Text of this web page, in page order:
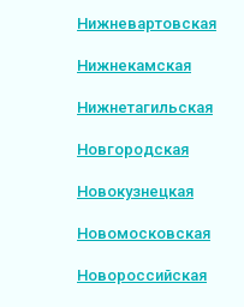
Нижневартовская
Нижнекамская
Нижнетагильская
Новгородская
Новокузнецкая
Новомосковская
Новороссийская